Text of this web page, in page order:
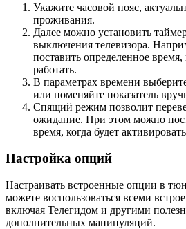
Укажите часовой пояс,
проживания.
Далее можно установить
выключения телевизора.
поставить определенное
работать.
В параметрах времени
или поменяйте показатель
Спящий режим позволит
ожидание. При этом можно
время, когда будет
Настройка опций
Настраивать встроенные опции в
можете воспользоваться всеми
включая Телегидом и другими
дополнительных манипуляций.